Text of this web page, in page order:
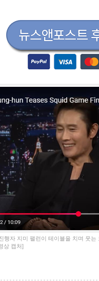
행자 지미 팰런이 테이블을 치며 웃는
상 캡처]